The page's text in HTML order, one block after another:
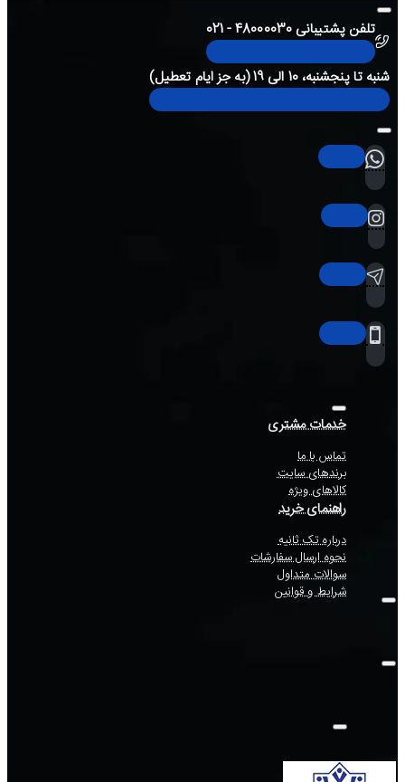
تلفن پشتیبانی 48000030 - 021
شنبه تا پنجشنبه، 10 الی 19 (به جز ایام تعطیل)
خدمات مشتری
تماس با ما
برندهای سایت
کالاهای ویژه
راهنمای خرید
درباره تک ثانیه
نحوه ارسال سفارشات
سوالات متداول
شرایط و قوانین